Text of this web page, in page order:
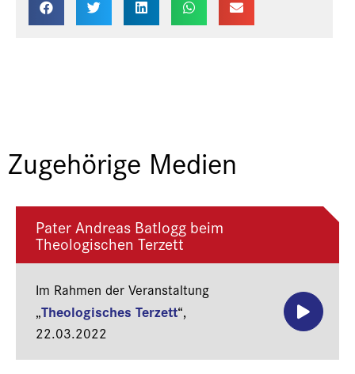
Zugehörige Medien
Pater Andreas Batlogg beim
Theologischen Terzett
Im Rahmen der Veranstaltung
„Theologisches Terzett“,
22.03.2022